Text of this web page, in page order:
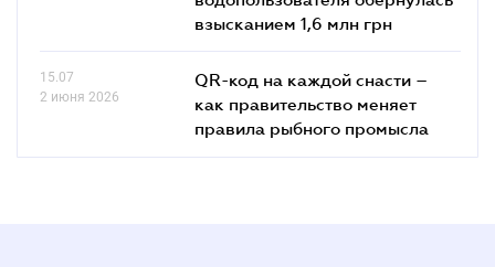
взысканием 1,6 млн грн
15.07
2 июня 2026
QR-код на каждой снасти –
как правительство меняет
правила рыбного промысла